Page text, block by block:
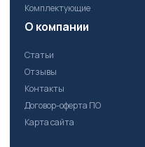
Комплектующие
О компании
Статьи
Отзывы
Контакты
Договор-оферта ПО
Карта сайта